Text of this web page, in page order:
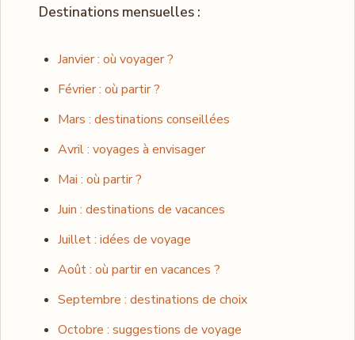
Destinations mensuelles :
Janvier : où voyager ?
Février : où partir ?
Mars : destinations conseillées
Avril : voyages à envisager
Mai : où partir ?
Juin : destinations de vacances
Juillet : idées de voyage
Août : où partir en vacances ?
Septembre : destinations de choix
Octobre : suggestions de voyage